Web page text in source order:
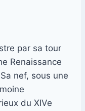
par sa tour
Renaissance
nef, sous une
du XIVe